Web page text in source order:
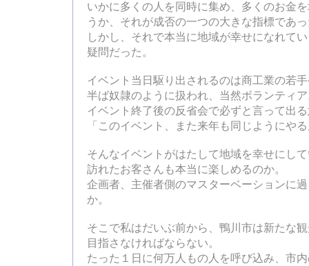
いかに多くの人を同時に集め、多くのお金
うか、それが成否の一つの大きな指標であ
しかし、それで本当に地域が幸せになれて
疑問だった。
イベント当日駆り出されるのは商工業の若
半ば奴隷のように扱われ、当然ボランティ
イベント終了後の反省会で必ずと言って出
「このイベント、また来年も同じようにや
そんなイベントがはたして地域を幸せにし
訪れたお客さんも本当に楽しめるのか。
企画者、主催者側のマスターベーションに
か。
そこで私はだいぶ前から、鴨川市は新たな
目指さなければならない。
たった１日に何万人もの人を呼び込み、市